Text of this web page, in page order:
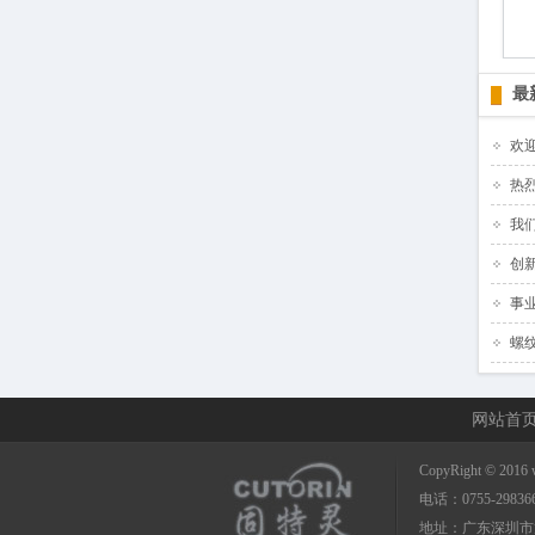
最
欢
热
我
创
事
螺
网站首页
CopyRight © 2016
电话：0755-
地址：广东深圳